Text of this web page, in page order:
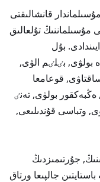
قانشالىقتى
تۇلعالىق
بۇل
بولۋى, بٸلٸم الۋى,
قوعامعا
بولۋى, تەنٸ
وتباسى قۇندىلىعى,
جۇرتىمىزدىڭ
جالپىعا ورتاق